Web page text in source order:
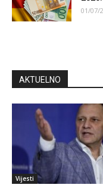
01/07/
AKTUELNO
Vijesti